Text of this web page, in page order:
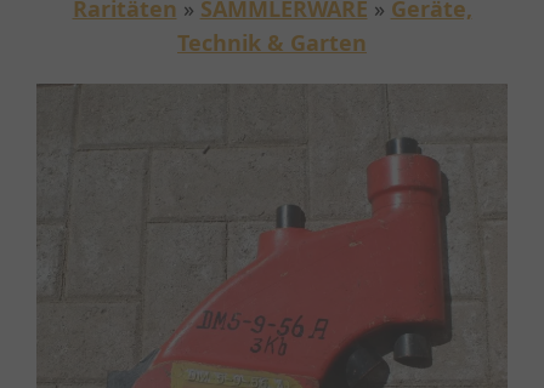
Raritäten » SAMMLERWARE » Geräte,
Technik & Garten